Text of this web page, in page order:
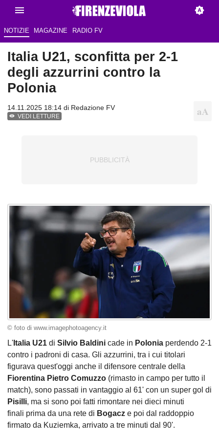
NOTIZIE MAGAZINE RADIO FV
Italia U21, sconfitta per 2-1
degli azzurrini contro la
Polonia
14.11.2025 18:14 di Redazione FV
VEDI LETTURE
© foto di www.imagephotoagency.it
L' Italia U21 di Silvio Baldini cade in Polonia perdendo 2-1
contro i padroni di casa. Gli azzurrini, tra i cui titolari
figurava quest'oggi anche il difensore centrale della
Fiorentina Pietro Comuzzo (rimasto in campo per tutto il
match), sono passati in vantaggio al 61' con un super gol di
Pisilli, ma si sono poi fatti rimontare nei dieci minuti
finali prima da una rete di Bogacz e poi dal raddoppio
firmato da Kuziemka, arrivato a tre minuti dal 90'.